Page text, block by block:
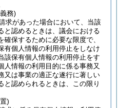
務)
求があった場合において、当該
と認めるときは、議会における
保するために必要な限度で、
有個人情報の利用停止をしなけ
該保有個人情報の利用停止をす
人情報の利用目的に係る事務又
又は事業の適正な遂行に著しい
と認められるときは、この限り
)